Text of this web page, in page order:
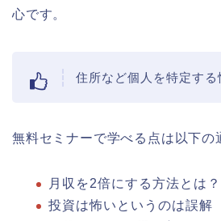
心です。
住所など個人を特定する
無料セミナーで学べる点は以下の
月収を2倍にする方法とは？
投資は怖いというのは誤解